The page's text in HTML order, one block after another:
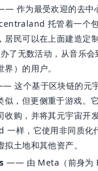
作为最受欢迎的去中
托管着一个
居民可以在上面建造定
了无数活动，从音乐会
）的用户。
这个基于区块链的元
，但更侧重于游戏。
收购，并将其元宇宙开
样，它使用非同质化
土地和其他资产。
—— 由 Meta（前身为